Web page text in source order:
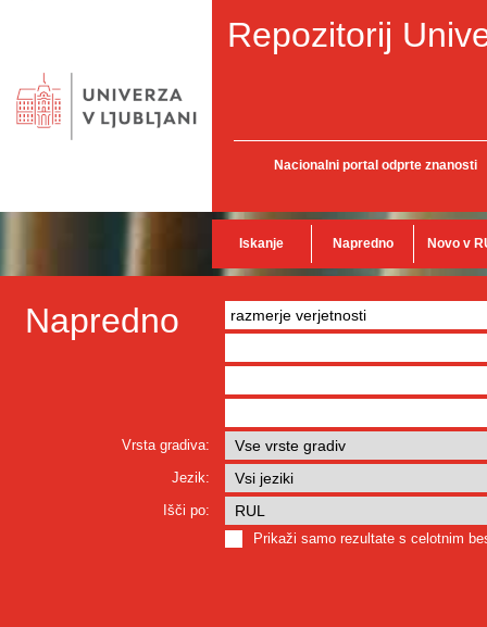
Repozitorij
Nacionalni portal odprte znanosti
Iskanje Napredno Novo v
Napredno
Vrsta gradiva:
Jezik:
Išči po:
Prikaži samo rezultate s celotnim